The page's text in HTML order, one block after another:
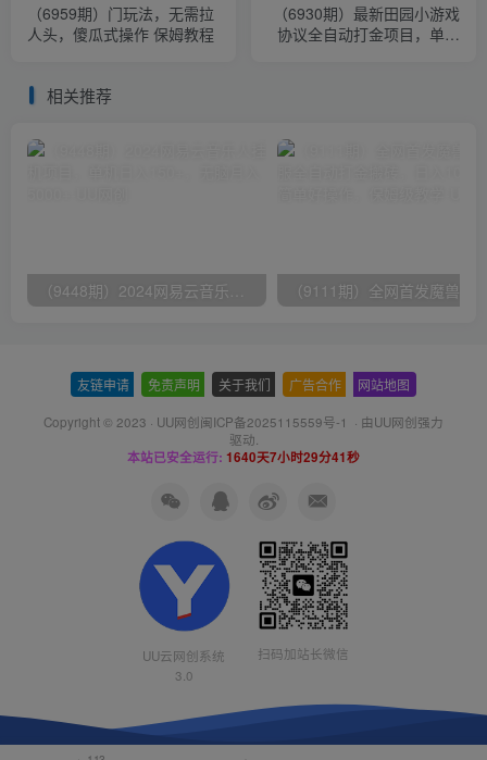
（6959期）门玩法，无需拉
人头，傻瓜式操作 保姆教程
（6930期）最新田园小游戏
协议全自动打金项目，单号
相关推荐
友链申请 免责声明 关于我们 广告合作 网站地图
Copyright © 2023 · UU网创闽ICP备2025115559号-1 · 由UU网创强力
驱动.
本站已安全运行: 1640天7小时29分42秒
UU云网创系统
3.0
扫码加站长微信